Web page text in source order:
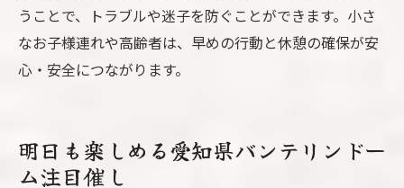
うことで、トラブルや迷子を防ぐことができます。小さ
なお子様連れや高齢者は、早めの行動と休憩の確保が安
心・安全につながります。
明日も楽しめる愛知県バンテリンドー
ム注目催し